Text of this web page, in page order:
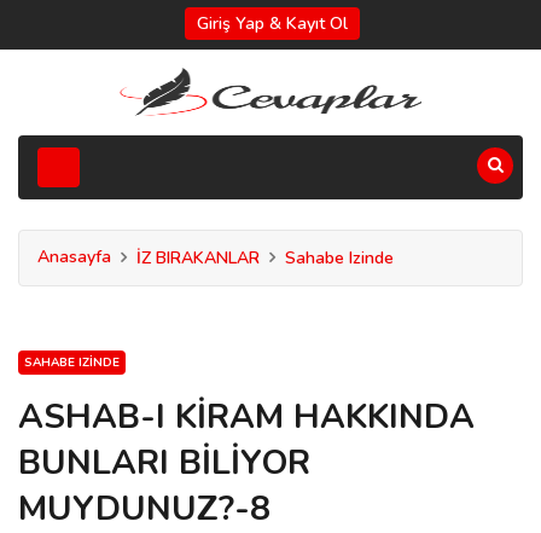
Giriş Yap & Kayıt Ol
Anasayfa İZ BIRAKANLAR Sahabe Izinde
SAHABE IZINDE
ASHAB-I KİRAM HAKKINDA
BUNLARI BİLİYOR
MUYDUNUZ?-8